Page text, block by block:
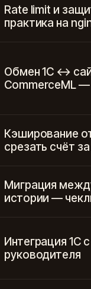
Rate limit и
практика на
Обмен 1С ↔
CommerceML —
Кэширование
срезать счёт
Миграция
истории —
Интеграция 1С
руководителя